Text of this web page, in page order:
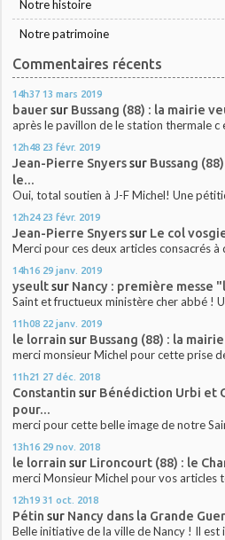
Notre histoire
Notre patrimoine
Commentaires récents
14h37 13 mars 2019
bauersur Bussang (88) : la mairie
après le pavillon de le station thermale c
12h48 23 févr. 2019
Jean-Pierre Snyerssur Bussang
le...
Oui, total soutien à J-F Michel! Une
12h24 23 févr. 2019
Jean-Pierre Snyerssur Le col
Merci pour ces deux articles consacrés à
14h16 29 janv. 2019
yseultsur Nancy : première messe
Saint et fructueux ministère cher abbé !
11h08 22 janv. 2019
le lorrain sur Bussang (88) : la
merci monsieur Michel pour cette prise
11h21 27 déc. 2018
Constantin sur Bénédiction Urbi et
pour...
merci pour cette belle image de notre
13h16 29 nov. 2018
le lorrain sur Lironcourt (88) : le
merci Monsieur Michel pour vos articles
12h19 31 oct. 2018
Pétin sur Nancy dans la Grande
Belle initiative de la ville de Nancy ! Il est